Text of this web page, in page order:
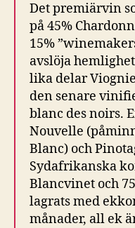
Det premiärvin
på 45%
15%
avslöja
lika delar
den senare
blanc des noirs.
Nouvelle
Blanc) och
Sydafrikanska
Blancvinet och
lagrats med
månader, all ek